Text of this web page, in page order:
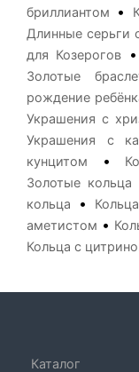
бриллиантом
•
Длинные серьги
для Козерогов •
Золотые
рождение
Украшения с
Украшения с
кунцитом
•
Золотые
кольца
•
аметистом •
Кольца с
Каталог